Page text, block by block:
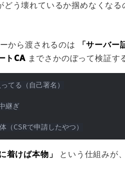
う壊れているか掴めなくなる
から渡されるのは 「サーバー
トCAまでさかのぼって検証す
る（自己署名）
継ぎ
着けば本物」 という仕組みが